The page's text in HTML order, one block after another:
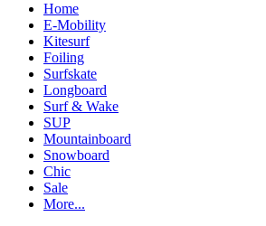
Home
E-Mobility
Kitesurf
Foiling
Surfskate
Longboard
Surf & Wake
SUP
Mountainboard
Snowboard
Chic
Sale
More...